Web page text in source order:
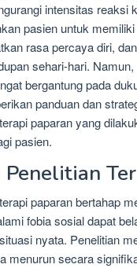
intensitas reaksi
pasien untuk
rasa percaya diri,
sehari-hari.
bergantung pada
panduan dan
paparan yang
pasien.
Penelitian
paparan bertahap
fobia sosial dapat
nyata. Penelitian
menurun secara